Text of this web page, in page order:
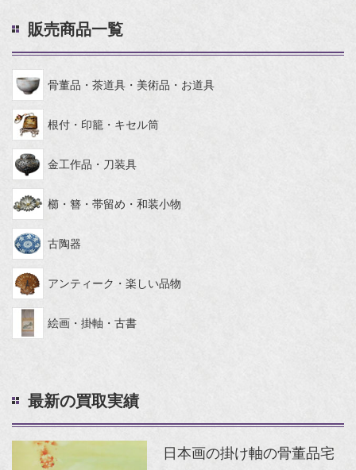
販売商品一覧
骨董品・茶道具・美術品・お道具
根付・印籠・キセル筒
金工作品・刀装具
櫛・簪・帯留め・和装小物
古陶器
アンティーク・楽しい品物
絵画・掛軸・古書
最新の買取実績
日本画の掛け軸の骨董品宅